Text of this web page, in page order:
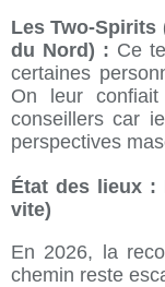
Les Two-Spirits
du Nord) : Ce
certaines
On leur
conseillers car
perspectives
État des lieux :
vite)
En 2026, la
chemin reste